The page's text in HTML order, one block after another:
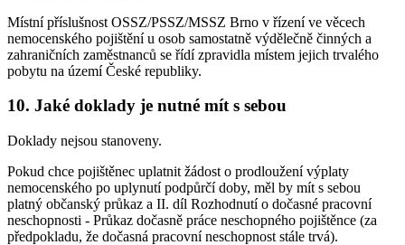
Místní příslušnost OSSZ/PSSZ/MSSZ Brno v řízení ve věcech
nemocenského pojištění u osob samostatně výdělečně činných a
zahraničních zaměstnanců se řídí zpravidla místem jejich trvalého
pobytu na území České republiky.
10. Jaké doklady je nutné mít s sebou
Doklady nejsou stanoveny.
Pokud chce pojištěnec uplatnit žádost o prodloužení výplaty
nemocenského po uplynutí podpůrčí doby, měl by mít s sebou
platný občanský průkaz a II. díl Rozhodnutí o dočasné pracovní
neschopnosti - Průkaz dočasně práce neschopného pojištěnce (za
předpokladu, že dočasná pracovní neschopnost stále trvá).